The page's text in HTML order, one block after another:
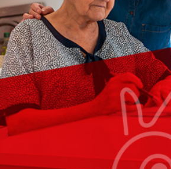
Jobs
Standorte
News Archiv